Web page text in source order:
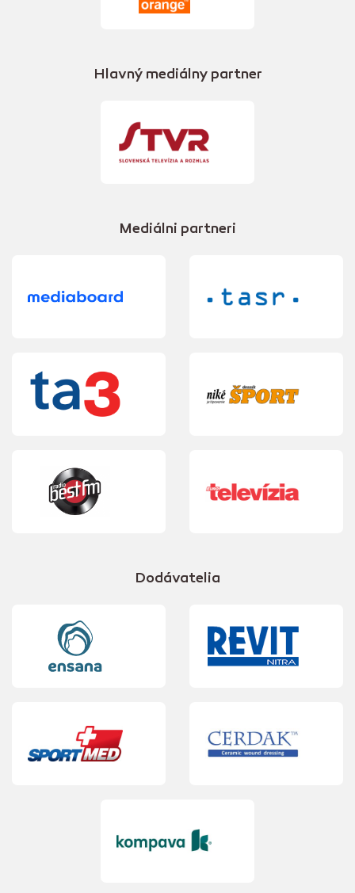
Hlavný mediálny partner
Mediálni partneri
Dodávatelia